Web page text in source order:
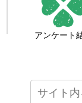
アンケート